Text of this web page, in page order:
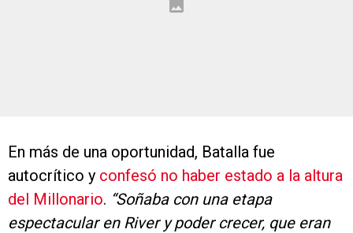
En más de una oportunidad, Batalla fue
autocrítico y confesó no haber estado a la altura
del Millonario. “Soñaba con una etapa
espectacular en River y poder crecer, que eran